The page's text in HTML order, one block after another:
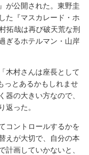
が公開された。東野圭
た『マスカレード・ホ
拓哉は再び破天荒な刑
ぎるホテルマン・山岸
木村さんは座長として
っとあるかもしれませ
器の大きい方なので、
返った。
コントロールするかを
えが大切で、自分の本
画していかないと、